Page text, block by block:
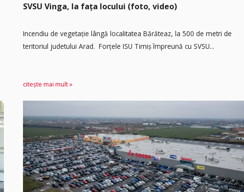
SVSU Vinga, la fața locului (foto, video)
Incendiu de vegetație lângă localitatea Bărăteaz, la 500 de metri de
teritoriul judetului Arad. Forțele ISU Timiș împreună cu SVSU...
citește mai mult »